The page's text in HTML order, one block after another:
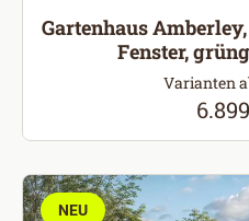
Gartenhaus
Fenster,
Varianten
NEU